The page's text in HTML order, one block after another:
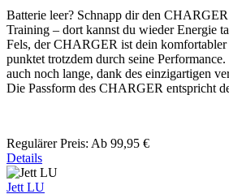
Batterie leer? Schnapp dir den
Training – dort kannst du wieder Energie
Fels, der CHARGER ist dein komfortabler
punktet trotzdem durch seine
auch noch lange, dank des einzigartigen
Die Passform des CHARGER entspricht
Regulärer Preis: Ab 99,95 €
Details
Jett LU